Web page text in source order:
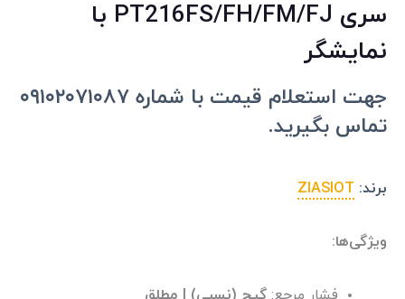
سری PT216FS/FH/FM/FJ با
نمایشگر
جهت استعلام قیمت با شماره ۰۹۱۰۲۰۷۱۰۸۷
تماس بگیرید.
برند: ZIASIOT
ویژگی‌ها: